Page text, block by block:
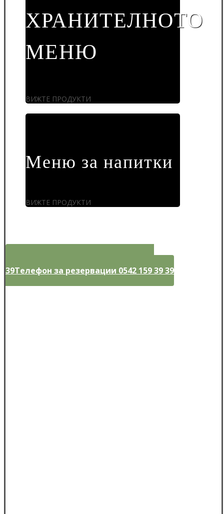
ХРАНИТЕЛНОТО
МЕНЮ
ВИЖТЕ ПРОДУКТИ
Меню за напитки
ВИЖТЕ ПРОДУКТИ
39Телефон за резервации 0542 159 39 39